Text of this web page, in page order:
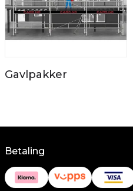
Gavlpakker
Betaling